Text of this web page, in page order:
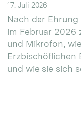
17. Juli 2026
Nach der
im Februar 2026
und Mikrofon,
Erzbischöflichen
und wie sie sich